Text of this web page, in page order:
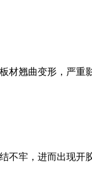
曲变形，严重影
，进而出现开胶